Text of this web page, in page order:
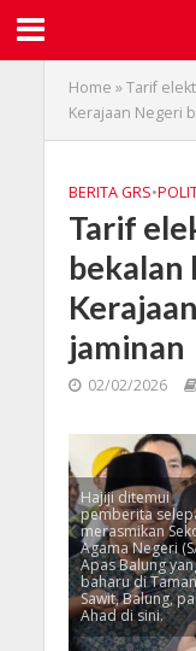
Home »Tarif
Kerajaan Negeri
BERITA GRS•
Tarif
bekalan
jaminan
02/02/2026
Hajiji ditemui
pemberita
merasmikan
Agama Negeri
Apas Balung
baharu di Taman
Sawit, Balung,
Ahad di sini.